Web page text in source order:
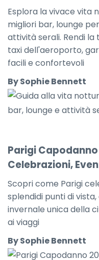
Esplora la vivace vita
migliori bar, lounge
attività serali. Rendi
taxi dell'aeroporto,
facili e confortevoli
By Sophie Bennett
Parigi
Celebrazioni,
Scopri come Parigi
splendidi punti di
invernale unica della
ai viaggi
By Sophie Bennett